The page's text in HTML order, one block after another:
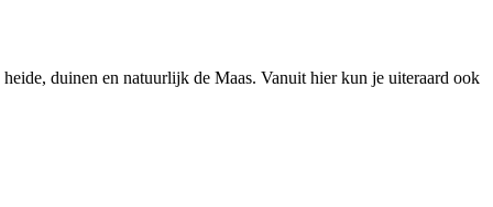
duinen en natuurlijk de Maas. Vanuit hier kun je uiteraard ook